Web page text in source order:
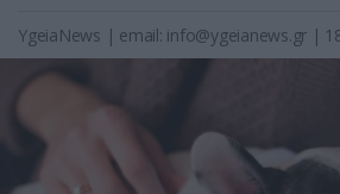
YgeiaNews | email: info@ygeianews.gr |